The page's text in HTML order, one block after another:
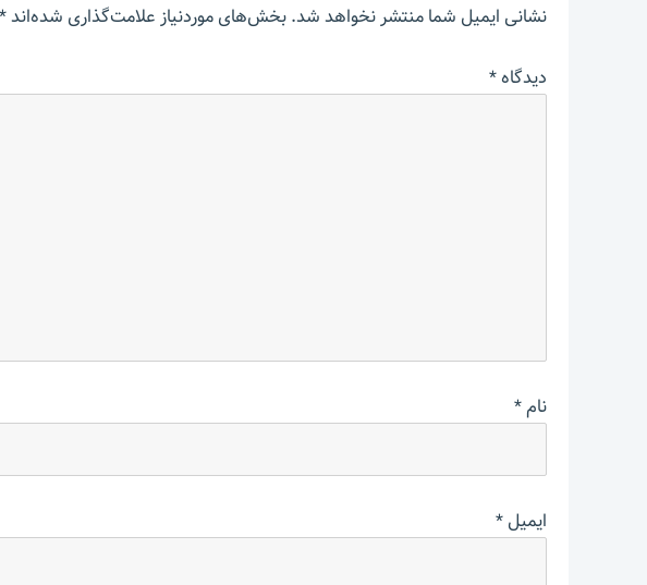
نشانی ایمیل شما منتشر نخواهد شد.بخش‌های موردنیاز علامت‌گذاری شده‌اند*
دیدگاه*
نام*
ایمیل*